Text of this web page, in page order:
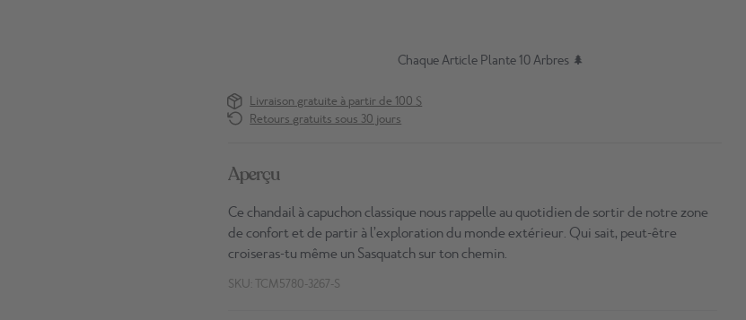
Chaque Article Plante 10 Arbres 🌲
Livraison gratuite à partir de 100 $
Retours gratuits sous 30 jours
Aperçu
Ce chandail à capuchon classique nous rappelle au quotidien de sortir de notre zone
de confort et de partir à l’exploration du monde extérieur. Qui sait, peut-être
croiseras-tu même un Sasquatch sur ton chemin.
SKU: TCM5780-3267-S